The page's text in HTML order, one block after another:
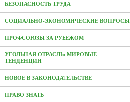
БЕЗОПАСНОСТЬ ТРУДА
СОЦИАЛЬНО-ЭКОНОМИЧЕСКИЕ ВОПРОСЫ
ПРОФСОЮЗЫ ЗА РУБЕЖОМ
УГОЛЬНАЯ ОТРАСЛЬ: МИРОВЫЕ
ТЕНДЕНЦИИ
НОВОЕ В ЗАКОНОДАТЕЛЬСТВЕ
ПРАВО ЗНАТЬ